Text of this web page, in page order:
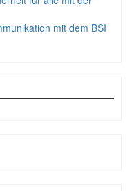
mit dem BSI